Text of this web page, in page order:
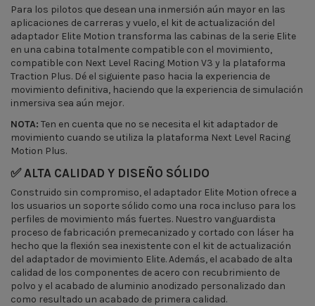
Para los pilotos que desean una inmersión aún mayor en las
aplicaciones de carreras y vuelo, el kit de actualización del
adaptador Elite Motion transforma las cabinas de la serie Elite
en una cabina totalmente compatible con el movimiento,
compatible con Next Level Racing Motion V3 y la plataforma
Traction Plus. Dé el siguiente paso hacia la experiencia de
movimiento definitiva, haciendo que la experiencia de simulación
inmersiva sea aún mejor.
NOTA: Ten en cuenta que no se necesita el kit adaptador de
movimiento cuando se utiliza la plataforma Next Level Racing
Motion Plus.
✅ ALTA CALIDAD Y DISEÑO SÓLIDO
Construido sin compromiso, el adaptador Elite Motion ofrece a
los usuarios un soporte sólido como una roca incluso para los
perfiles de movimiento más fuertes. Nuestro vanguardista
proceso de fabricación premecanizado y cortado con láser ha
hecho que la flexión sea inexistente con el kit de actualización
del adaptador de movimiento Elite. Además, el acabado de alta
calidad de los componentes de acero con recubrimiento de
polvo y el acabado de aluminio anodizado personalizado dan
como resultado un acabado de primera calidad.